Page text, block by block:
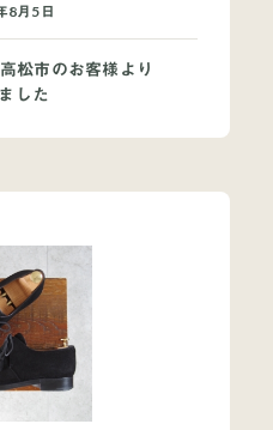
8月5日
松市のお客様より
した